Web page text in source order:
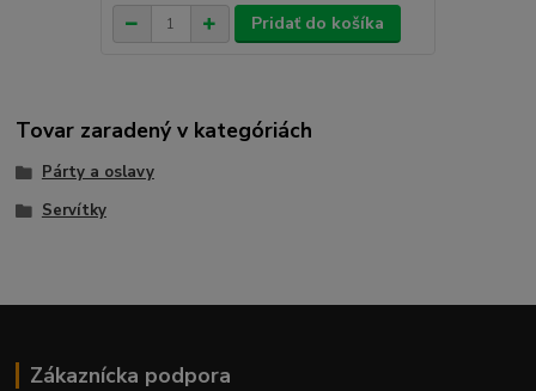
Pridať do košíka
Tovar zaradený v kategóriách
Párty a oslavy
Servítky
Zákaznícka podpora